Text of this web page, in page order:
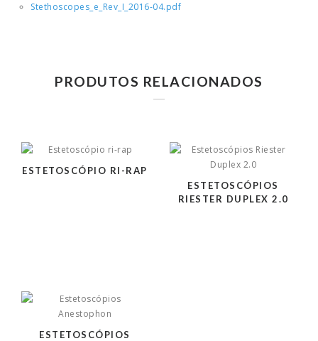
Stethoscopes_e_Rev_I_2016-04.pdf
PRODUTOS RELACIONADOS
ESTETOSCÓPIO RI-RAP
ESTETOSCÓPIOS
RIESTER DUPLEX 2.0
ESTETOSCÓPIOS